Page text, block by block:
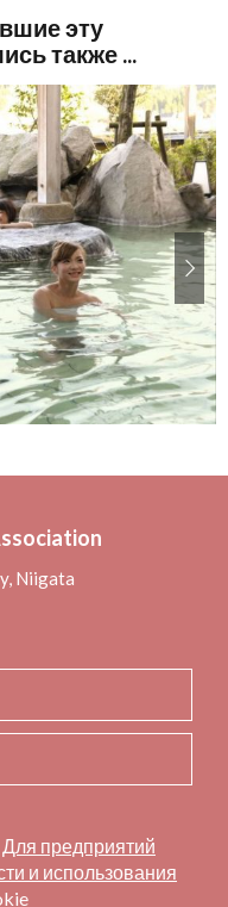
эту
также ...
Niigata
Для предприятий
и использования